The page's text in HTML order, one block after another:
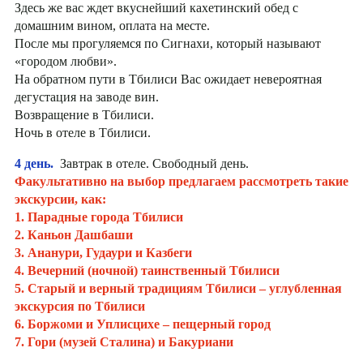
Здесь же вас ждет вкуснейший кахетинский обед с
домашним вином, оплата на месте.
После мы прогуляемся по Сигнахи, который называют
«городом любви».
На обратном пути в Тбилиси Вас ожидает невероятная
дегустация на заводе вин.
Возвращение в Тбилиси.
Ночь в отеле в Тбилиси.
4 день. Завтрак в отеле. Свободный день.
Факультативно на выбор предлагаем рассмотреть такие
экскурсии, как:
1. Парадные города Тбилиси
2. Каньон Дашбаши
3. Ананури, Гудаури и Казбеги
4. Вечерний (ночной) таинственный Тбилиси
5. Старый и верный традициям Тбилиси – углубленная
экскурсия по Тбилиси
6. Боржоми и Уплисцихе – пещерный город
7. Гори (музей Сталина) и Бакуриани